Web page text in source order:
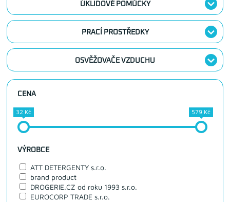
ÚKLIDOVÉ POMŮCKY
PRACÍ PROSTŘEDKY
OSVĚŽOVAČE VZDUCHU
CENA
32 Kč 579 Kč
VÝROBCE
ATT DETERGENTY s.r.o.
brand product
DROGERIE.CZ od roku 1993 s.r.o.
EUROCORP TRADE s.r.o.